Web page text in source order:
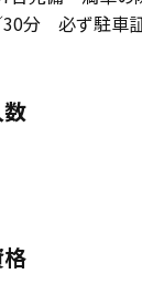
分 必ず駐車